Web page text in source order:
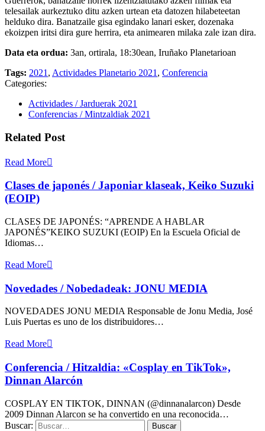
telesailak aurkeztuko ditu azken urtean eta datozen hilabeteetan
helduko dira. Banatzaile gisa egindako lanari esker, dozenaka
ekoizpen iritsi dira gure herrira, eta animearen milaka zale izan dira.
Data eta ordua: 3an, ortirala, 18:30ean, Iruñako Planetarioan
Tags: 2021 , Actividades Planetario 2021 , Conferencia
Categories:
Actividades / Jarduerak 2021
Conferencias / Mintzaldiak 2021
Related Post
Read More
Clases de japonés / Japoniar klaseak, Keiko Suzuki
(EOIP)
CLASES DE JAPONÉS: “APRENDE A HABLAR
JAPONÉS”KEIKO SUZUKI (EOIP) En la Escuela Oficial de
Idiomas…
Read More
Novedades / Nobedadeak: JONU MEDIA
NOVEDADES JONU MEDIA Responsable de Jonu Media, José
Luis Puertas es uno de los distribuidores…
Read More
Conferencia / Hitzaldia: «Cosplay en TikTok»,
Dinnan Alarcón
COSPLAY EN TIKTOK, DINNAN (@dinnanalarcon) Desde
2009 Dinnan Alarcon se ha convertido en una reconocida…
Buscar:
Buscar